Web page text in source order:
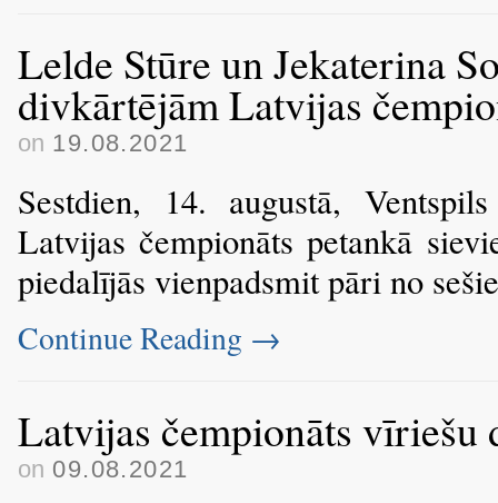
Lelde Stūre un Jekaterina
divkārtējām Latvijas
on 19.08.2021
Sestdien, 14. augustā,
Latvijas čempionāts petankā
piedalījās vienpadsmit pāri no
Continue Reading →
Latvijas čempionāts vīriešu
on 09.08.2021